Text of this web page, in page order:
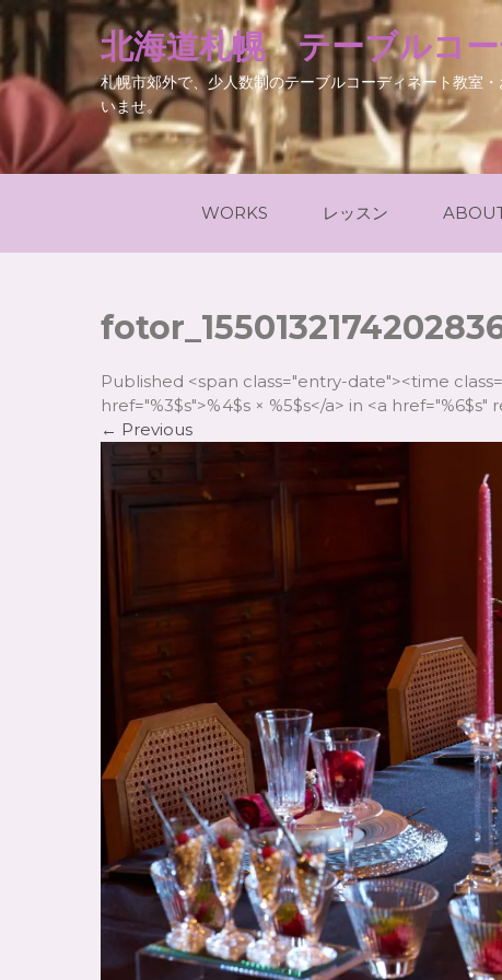
北海道札幌 テーブルコ
札幌市郊外で、少人数制のテーブルコーディネート教室
いませ。
WORKS レッスン
Published <span class="entry-date"><time
href="%3$s">%4$s × %5$s</a> in <a href="%6$s"
← Previous